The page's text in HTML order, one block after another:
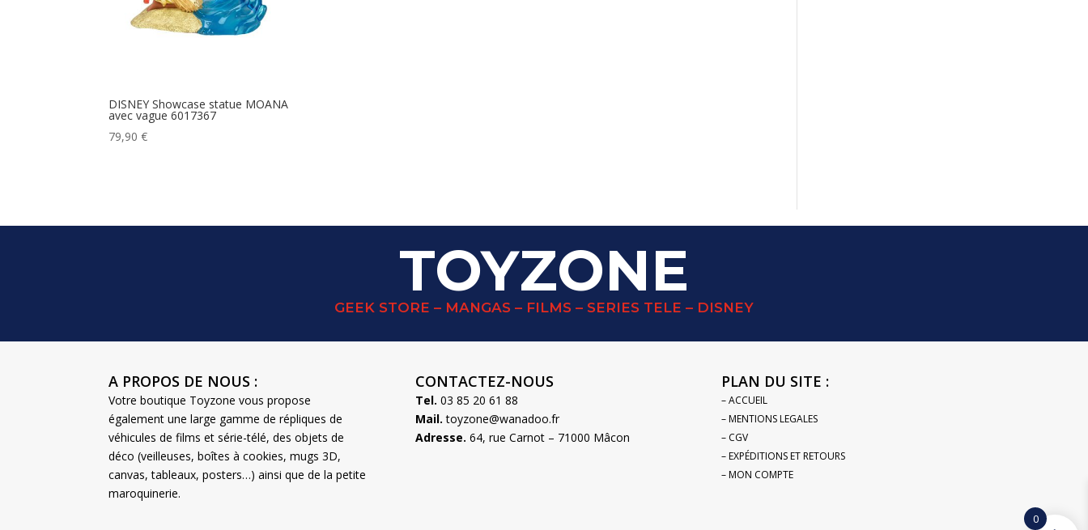
DISNEY Showcase statue MOANA
avec vague 6017367
79,90€
TOYZONE
GEEK STORE – MANGAS – FILMS – SERIES TELE – DISNEY
A PROPOS DE NOUS :
Votre boutique Toyzone vous propose
également une large gamme de répliques de
véhicules de films et série-télé, des objets de
déco (veilleuses, boîtes à cookies, mugs 3D,
canvas, tableaux, posters…) ainsi que de la petite
maroquinerie.
CONTACTEZ-NOUS
Tel. 03 85 20 61 88
Mail. toyzone@wanadoo.fr
Adresse. 64, rue Carnot – 71000 Mâcon
PLAN DU SITE :
– ACCUEIL
– MENTIONS LEGALES
– CGV
– EXPÉDITIONS ET RETOURS
– MON COMPTE
0